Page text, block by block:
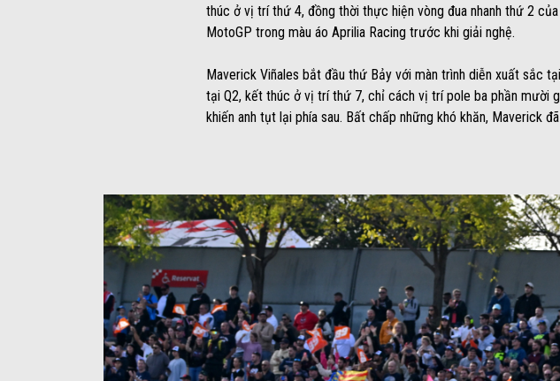
thúc ở vị trí thứ 4, đồng thời thực hiện vòng đua nhanh thứ 2
MotoGP trong màu áo Aprilia Racing trước khi giải nghệ.
Maverick Viñales bắt đầu thứ Bảy với màn trình diễn xuất sắc
tại Q2, kết thúc ở vị trí thứ 7, chỉ cách vị trí pole ba phần mười
khiến anh tụt lại phía sau. Bất chấp những khó khăn,